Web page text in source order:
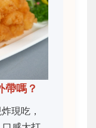
帶嗎？
現吃，